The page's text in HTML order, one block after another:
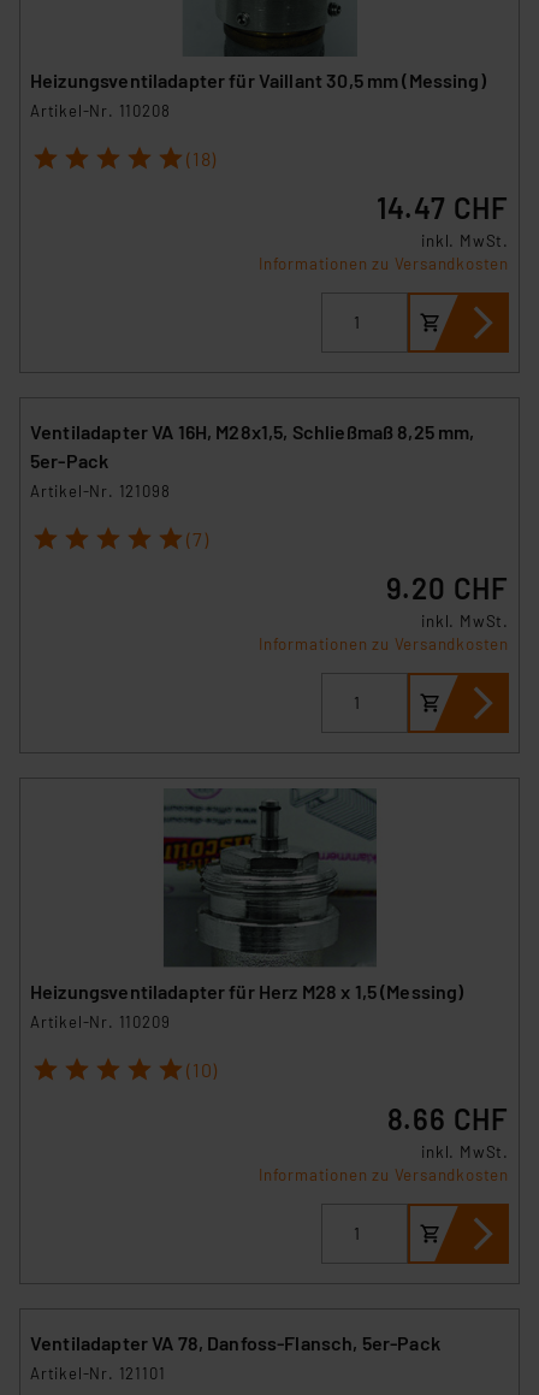
Heizungsventiladapter für Vaillant 30,5 mm (Messing)
Artikel-Nr. 110208
1 2 3 4 5 (18)
14.47 CHF
inkl. MwSt.
Informationen zu Versandkosten
Ventiladapter VA 16H, M28x1,5, Schließmaß 8,25 mm,
5er-Pack
Artikel-Nr. 121098
1 2 3 4 5 (7)
9.20 CHF
inkl. MwSt.
Informationen zu Versandkosten
Heizungsventiladapter für Herz M28 x 1,5 (Messing)
Artikel-Nr. 110209
1 2 3 4 5 (10)
8.66 CHF
inkl. MwSt.
Informationen zu Versandkosten
Ventiladapter VA 78, Danfoss-Flansch, 5er-Pack
Artikel-Nr. 121101